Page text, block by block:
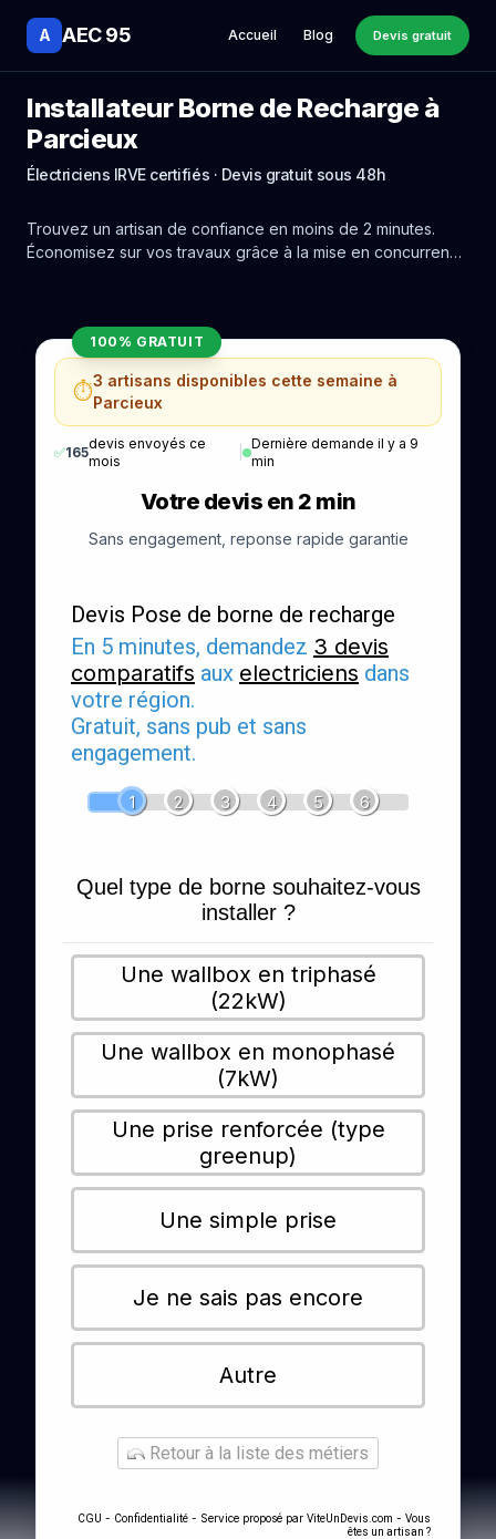
A AEC 95 Accueil Blog Devis gratuit
Installateur Borne de Recharge à
Parcieux
Électriciens IRVE certifiés · Devis gratuit sous 48h
Trouvez un artisan de confiance en moins de 2 minutes.
Économisez sur vos travaux grâce à la mise en concurrence
100% GRATUIT
⏱️3 artisans disponibles cette semaine à
Parcieux
✅165
devis envoyés ce
mois
|
Dernière demande il y a 9
min
Votre devis en 2 min
Sans engagement, reponse rapide garantie
Devis Pose de borne de recharge
En 5 minutes, demandez 3 devis
comparatifs aux electriciens dans
votre région.
Gratuit, sans pub et sans
engagement.
1 2 3 4 5 6
Quel type de borne souhaitez-vous
installer ?
Une wallbox en triphasé
(22kW)
Une wallbox en monophasé
(7kW)
Une prise renforcée (type
greenup)
Une simple prise
Je ne sais pas encore
Autre
Retour à la liste des métiers
CGU - Confidentialité - Service proposé par ViteUnDevis.com - Vous
êtes un artisan ?